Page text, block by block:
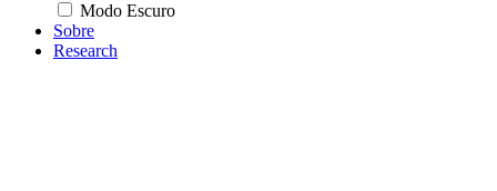
Modo Escuro
Sobre
Research